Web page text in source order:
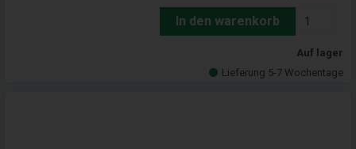
In den warenkorb
Auf lager
Lieferung 5-7 Wochentage